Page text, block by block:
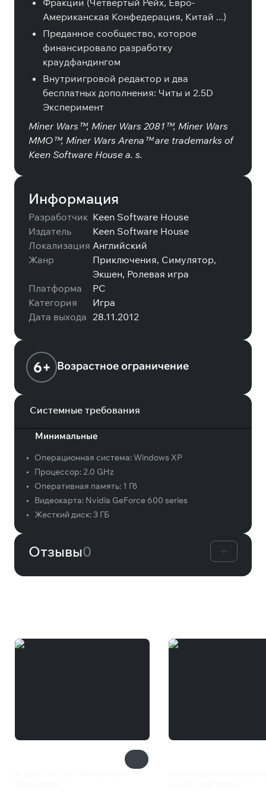
Фракции (Четвертый Рейх, Евро-
Американская Конфедерация, Китай ...)
Преданное сообщество, которое
финансировало разработку
краудфандингом
Внутриигровой редактор и два
бесплатных дополнения: Читы и 2.5D
Эксперимент
Miner Wars™, Miner Wars 2081™, Miner Wars
MMO™, Miner Wars Arena™ are trademarks of
Keen Software House a. s.
Информация
Разработчик Keen Software House
Издатель
Keen Software House
Локализация Английский
Жанр
Приключения, Симулятор,
Экшен, Ролевая игра
Платформа
PC
Категория
Игра
Дата выхода 28.11.2012
6+ Возрастное ограничение
Системные требования
Минимальные
• Операционная система:Windows XP
•
Процессор:2.0 GHz
•
Оперативная память: 1 Гб
•
Видеокарта: Nvidia GeForce 600 series
•
Жесткий диск: 3 ГБ
Отзывы0